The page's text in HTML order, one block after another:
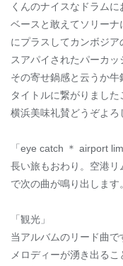
くんのナイスなドラム
ベースと敢えてソリー
にプラスしてカンボジ
スアパイされたパーカ
その寄せ鍋感と云うか
タイトルに繋がりまし
横浜美味礼賛どうぞよろ
「eye catch ＊ airport
長い旅もおわり。空港
で次の曲が鳴り出します。
「観光」
当アルバムのリード曲
メロディーが湧き出る